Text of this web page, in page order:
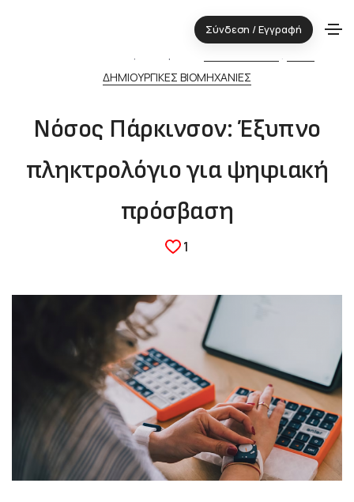
Σύνδεση / Εγγραφή
ΔΗΜΙΟΥΡΓΙΚΕΣ ΒΙΟΜΗΧΑΝΙΕΣ
Νόσος Πάρκινσον: Έξυπνο
πληκτρολόγιο για ψηφιακή
πρόσβαση
1